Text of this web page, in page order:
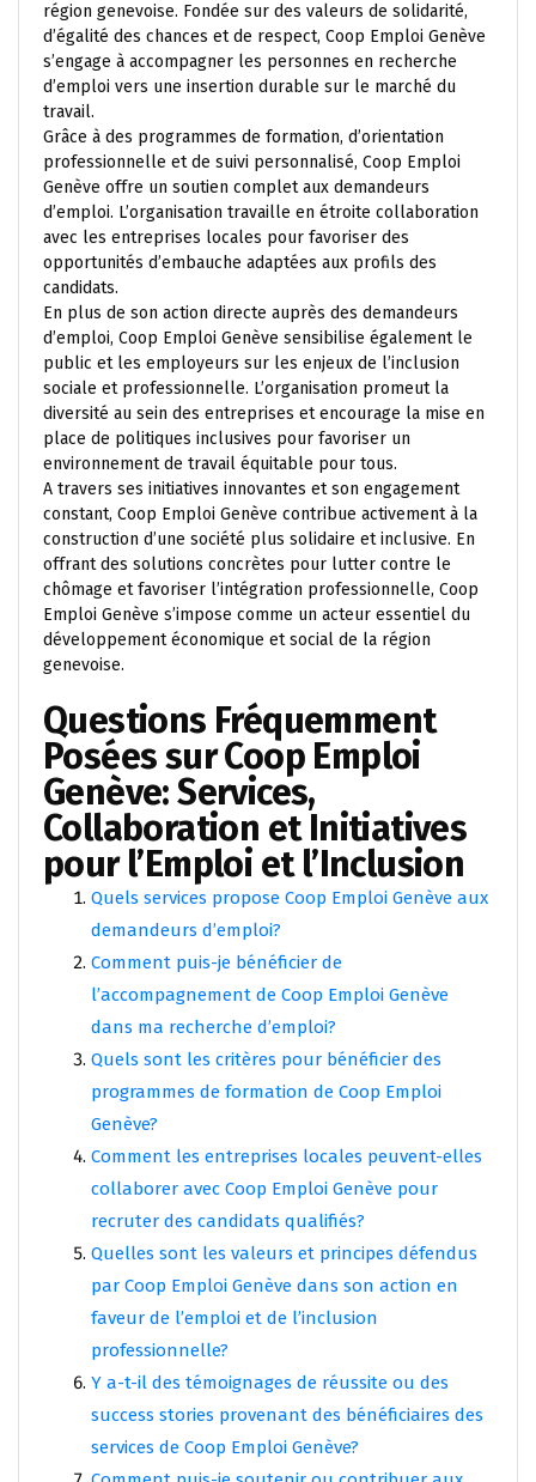
région genevoise. Fondée sur des valeurs de solidarité,
d’égalité des chances et de respect, Coop Emploi Genève
s’engage à accompagner les personnes en recherche
d’emploi vers une insertion durable sur le marché du
travail.
Grâce à des programmes de formation, d’orientation
professionnelle et de suivi personnalisé, Coop Emploi
Genève offre un soutien complet aux demandeurs
d’emploi. L’organisation travaille en étroite collaboration
avec les entreprises locales pour favoriser des
opportunités d’embauche adaptées aux profils des
candidats.
En plus de son action directe auprès des demandeurs
d’emploi, Coop Emploi Genève sensibilise également le
public et les employeurs sur les enjeux de l’inclusion
sociale et professionnelle. L’organisation promeut la
diversité au sein des entreprises et encourage la mise en
place de politiques inclusives pour favoriser un
environnement de travail équitable pour tous.
A travers ses initiatives innovantes et son engagement
constant, Coop Emploi Genève contribue activement à la
construction d’une société plus solidaire et inclusive. En
offrant des solutions concrètes pour lutter contre le
chômage et favoriser l’intégration professionnelle, Coop
Emploi Genève s’impose comme un acteur essentiel du
développement économique et social de la région
genevoise.
Questions Fréquemment
Posées sur Coop Emploi
Genève: Services,
Collaboration et Initiatives
pour l’Emploi et l’Inclusion
Quels services propose Coop Emploi Genève aux
demandeurs d’emploi?
Comment puis-je bénéficier de
l’accompagnement de Coop Emploi Genève
dans ma recherche d’emploi?
Quels sont les critères pour bénéficier des
programmes de formation de Coop Emploi
Genève?
Comment les entreprises locales peuvent-elles
collaborer avec Coop Emploi Genève pour
recruter des candidats qualifiés?
Quelles sont les valeurs et principes défendus
par Coop Emploi Genève dans son action en
faveur de l’emploi et de l’inclusion
professionnelle?
Y a-t-il des témoignages de réussite ou des
success stories provenant des bénéficiaires des
services de Coop Emploi Genève?